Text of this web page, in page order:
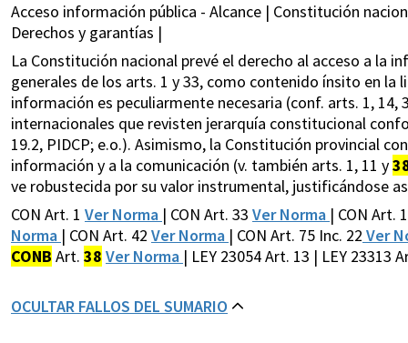
Acceso información pública - Alcance | Constitución
Derechos y garantías |
La Constitución nacional prevé el derecho al acceso a la
generales de los arts. 1 y 33, como contenido ínsito en la
información es peculiarmente necesaria (conf. arts. 1, 14,
internacionales que revisten jerarquía constitucional
19.2, PIDCP; e.o.). Asimismo, la Constitución provincial
información y a la comunicación (v. también arts. 1, 11 y
ve robustecida por su valor instrumental, justificándose
CON Art. 1 Ver Norma | CON Art. 33 Ver Norma | CON Art.
Norma | CON Art. 42 Ver Norma | CON Art. 75 Inc. 22 Ver
CONB Art. 38 Ver Norma | LEY 23054 Art. 13 | LEY 23313
OCULTAR FALLOS DEL SUMARIO